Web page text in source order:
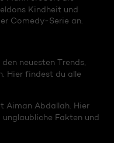
Kindheit und
Comedy-Serie an.
neuesten Trends,
Hier findest du alle
Aiman Abdallah. Hier
Fakten und